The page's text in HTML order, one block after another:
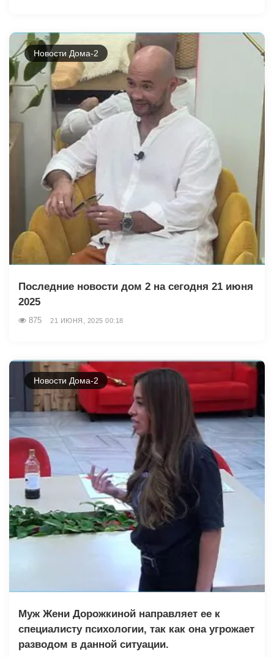
Новости Дома-2
Последние новости дом 2 на сегодня 21 июня
2025
875 21 ИЮНЯ, 2025 00:18
Новости Дома-2
Муж Жени Дорожкиной направляет ее к
специалисту психологии, так как она угрожает
разводом в данной ситуации.